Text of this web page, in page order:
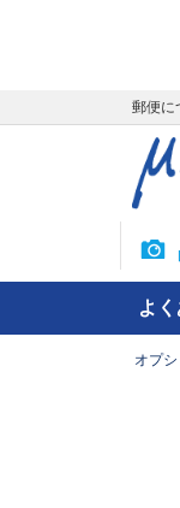
郵便に
よ
オプ